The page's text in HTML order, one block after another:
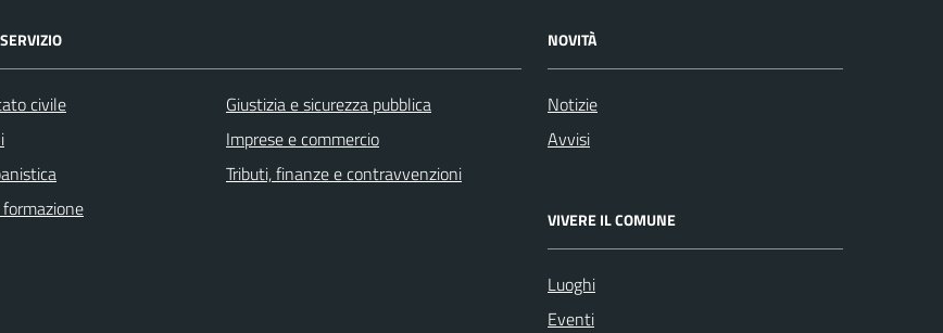
civile
Giustizia e sicurezza pubblica
Imprese e commercio
Tributi, finanze e contravvenzioni
NOVITÀ
Notizie
Avvisi
VIVERE IL COMUNE
Luoghi
Eventi